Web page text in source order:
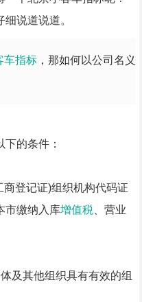
说道说道。
车指标，那如何以公司名义
的条件：
商登记证)组织机构代码证
市缴纳入库增值税、营业
及其他组织具有有效的组